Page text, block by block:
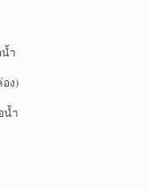
ำ
ง)
ำ